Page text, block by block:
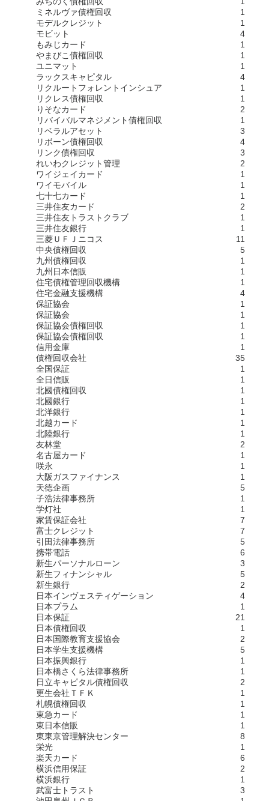
ミネルヴァ債権回収
1
モデルクレジット
1
モビット
4
もみじカード
1
やまびこ債権回収
1
ユニマット
1
ラックスキャピタル
4
リクルートフォレントインシュア
1
リクレス債権回収
1
りそなカード
2
リバイバルマネジメント債権回収
1
リベラルアセット
3
リボーン債権回収
4
リンク債権回収
3
れいわクレジット管理
2
ワイジェイカード
1
ワイモバイル
1
七十七カード
1
三井住友カード
2
三井住友トラストクラブ
1
三井住友銀行
1
三菱ＵＦＪニコス
11
中央債権回収
5
九州債権回収
1
九州日本信販
1
住宅債権管理回収機構
1
住宅金融支援機構
4
保証協会
1
保証協会
1
保証協会債権回収
1
保証協会債権回収
1
信用金庫
1
債権回収会社
35
全国保証
1
全日信販
1
北國債権回収
1
北國銀行
1
北洋銀行
1
北越カード
1
北陸銀行
1
友林堂
2
名古屋カード
1
咲永
1
大阪ガスファイナンス
1
天徳企画
5
子浩法律事務所
1
学灯社
1
家賃保証会社
7
富士クレジット
7
引田法律事務所
5
携帯電話
6
新生パーソナルローン
3
新生フィナンシャル
5
新生銀行
2
日本インヴェスティゲーション
4
日本プラム
1
日本保証
21
日本債権回収
1
日本国際教育支援協会
2
日本学生支援機構
5
日本振興銀行
1
日本橋さくら法律事務所
1
日立キャピタル債権回収
2
更生会社ＴＦＫ
1
札幌債権回収
1
東急カード
1
東日本信販
1
東東京管理解決センター
8
栄光
1
楽天カード
6
横浜信用保証
2
横浜銀行
1
武富士トラスト
3